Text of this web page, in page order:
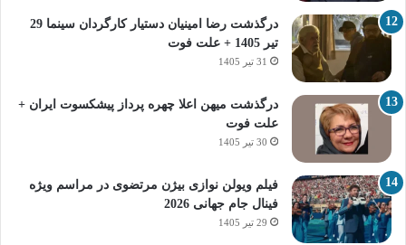
درگذشت رضا امینیان دستیار کارگردان سینما 29
تیر 1405 + علت فوت
31 تیر 1405
درگذشت میهن اعلا چهره پرداز پیشکسوت ایران +
علت فوت
30 تیر 1405
فیلم ویولن نوازی بیژن مرتضوی در مراسم ویژه
فینال جام جهانی 2026
29 تیر 1405